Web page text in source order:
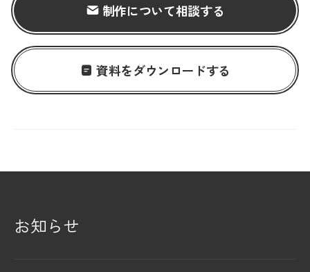
制作について相談する
資料をダウンロードする
お知らせ